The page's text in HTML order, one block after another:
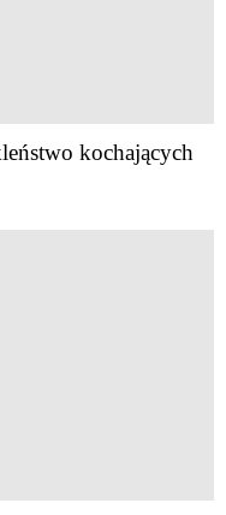
kochających